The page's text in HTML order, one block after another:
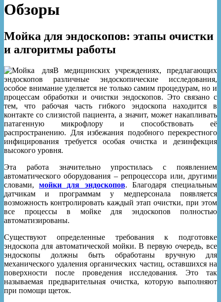
Обзоры
Мойка для эндоскопов: этапы очистки
и алгоритмы работы
В медицинских учреждениях, предлагающих
различные эндоскопические исследования,
особое внимание уделяется не только самим процедурам, но и
процессам обработки и очистки эндоскопов. Это связано с
тем, что рабочая часть гибкого эндоскопа находится в
контакте со слизистой пациента, а значит, может накапливать
патагенную микрофлору и способствовать её
распространению. Для избежания подобного перекрестного
инфицирования требуется особая очистка и дезинфекция
высокого уровня.
Эта работа значительно упростилась с появлением
автоматического оборудования – репроцессора или, другими
словами,мойки для эндоскопов. Благодаря специальным
датчикам и программам у медперсонала появляется
возможность контролировать каждый этап очистки, при этом
все процессы в мойке для эндоскопов полностью
автоматизированы.
Существуют определенные требования к подготовке
эндоскопа для автоматической мойки. В первую очередь, все
эндоскопы должны быть обработаны вручную для
механического удаления органических частиц, оставшихся на
поверхности после проведения исследования. Это так
называемая предварительная очистка, которую выполняют
при помощи щеток.